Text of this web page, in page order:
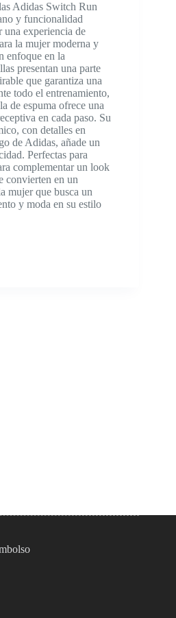
Adidas Switch Run
y funcionalidad
una experiencia de
la mujer moderna y
enfoque en la
presentan una parte
que garantiza una
todo el entrenamiento,
de espuma ofrece una
en cada paso. Su
con detalles en
de Adidas, añade un
Perfectas para
complementar un look
convierten en un
mujer que busca un
y moda en su estilo